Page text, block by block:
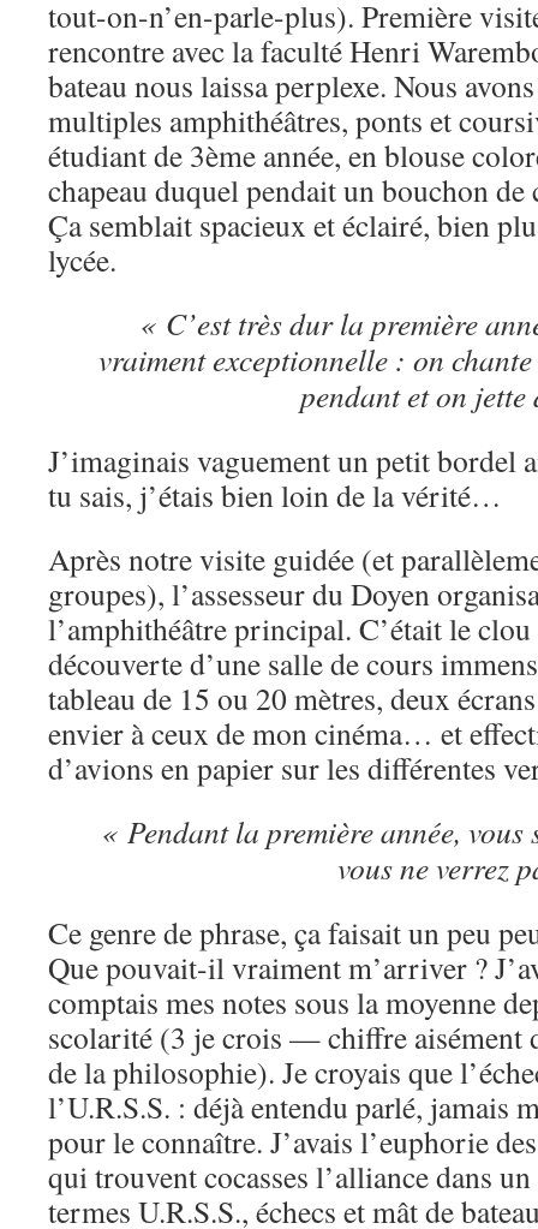
tout-on-n’en-parle-plus). Première
rencontre avec la faculté Henri
bateau nous laissa perplexe. Nous
multiples amphithéâtres, ponts et
étudiant de 3ème année, en blouse
chapeau duquel pendait un bouchon
Ça semblait spacieux et éclairé, bien
lycée.
« C’est très dur la première
vraiment exceptionnelle : on
pendant et on
J’imaginais vaguement un petit bordel
tu sais, j’étais bien loin de la vérité…
Après notre visite guidée (et
groupes), l’assesseur du Doyen
l’amphithéâtre principal. C’était le
découverte d’une salle de cours
tableau de 15 ou 20 mètres, deux
envier à ceux de mon cinéma… et
d’avions en papier sur les différentes
« Pendant la première année, vous
vous ne verrez
Ce genre de phrase, ça faisait un peu
Que pouvait-il vraiment m’arriver ?
comptais mes notes sous la moyenne
scolarité (3 je crois — chiffre aisément
de la philosophie). Je croyais que
l’U.R.S.S. : déjà entendu parlé, jamais
pour le connaître. J’avais l’euphorie
qui trouvent cocasses l’alliance dans
termes U.R.S.S., échecs et mât de